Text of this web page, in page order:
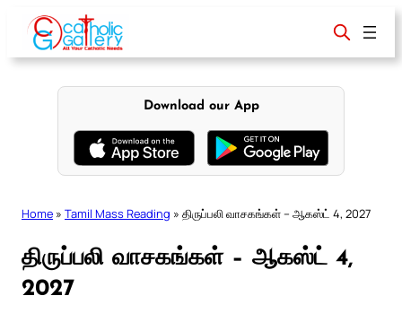
content
Download our App
Home » Tamil Mass Reading » திருப்பலி வாசகங்கள் – ஆகஸ்ட் 4, 2027
திருப்பலி வாசகங்கள் – ஆகஸ்ட் 4,
2027